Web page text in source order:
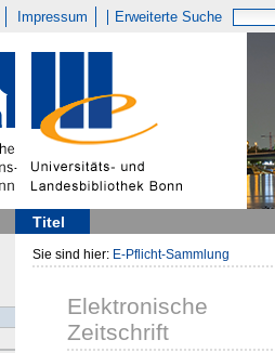
Impressum Erweiterte Suche
Titel
Sie sind hier: E-Pflicht-Sammlung
Elektronische
Zeitschrift